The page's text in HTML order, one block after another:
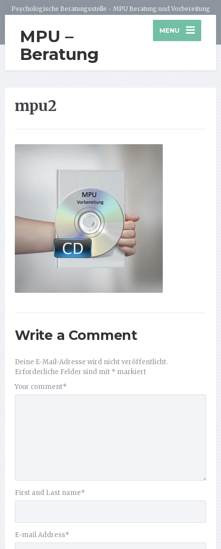
Psychologische Beratungsstelle - MPU Beratung und Vorbereitung
MPU –
Beratung
MENU
mpu2
Write a Comment
Deine E-Mail-Adresse wird nicht veröffentlicht.
Erforderliche Felder sind mit * markiert
Your comment*
First and Last name*
E-mail Address*